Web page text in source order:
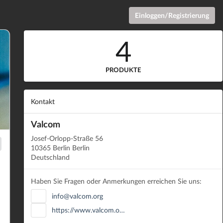
Einloggen/Registrierung
4
PRODUKTE
Kontakt
Valcom
Josef-Orlopp-Straße 56
10365 Berlin Berlin
Deutschland
Haben Sie Fragen oder Anmerkungen erreichen Sie uns:
info@valcom.org
https://www.valcom.o…